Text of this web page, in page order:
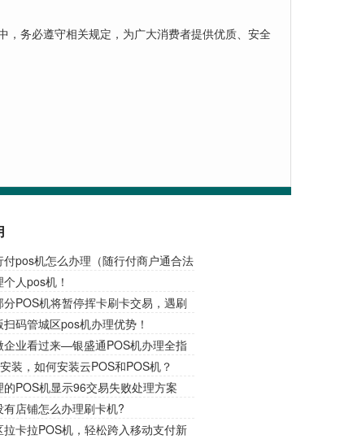
，务必遵守相关规定，为广大消费者提供优质、安全
付pos机怎么办理（随行付商户通合法
人pos机！
分POS机将暂停挥卡刷卡交易，遇刷
卡交易！
码管城区pos机办理优势！
企业看过来—银盛通POS机办理全指
务收款新捷径！
装，如何安装云POS和POS机？
POS机显示96交易失败处理方案
有店铺怎么办理刷卡机?
拉卡拉POS机，轻松跨入移动支付新